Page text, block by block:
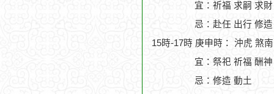
宜：祈福 求嗣 求
忌：赴任 出行 修造
15時-17時 庚申時： 沖虎 煞
宜：祭祀 祈福 酬
忌：修造 動土